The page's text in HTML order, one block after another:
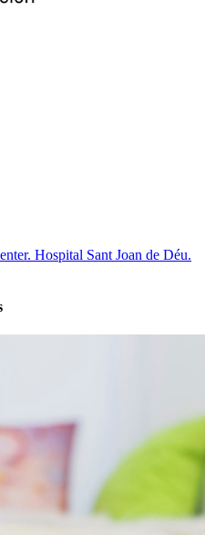
Hospital Sant Joan de Déu.